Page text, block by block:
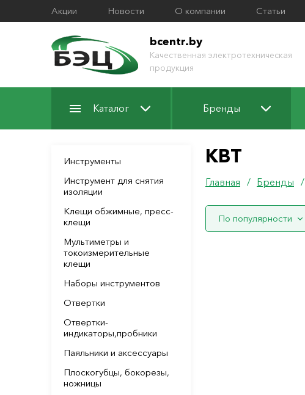
Акции Новости О компании Статьи
bcentr.by
Качественная электротехническая
продукция
Каталог Бренды
Инструменты
Инструмент для снятия
изоляции
Клещи обжимные, пресс-
клещи
Мультиметры и
токоизмерительные
клещи
Наборы инструментов
Отвертки
Отвертки-
индикаторы,пробники
Паяльники и аксессуары
Плоскогубцы, бокорезы,
ножницы
КВТ
Главная / Бренды /
По популярности